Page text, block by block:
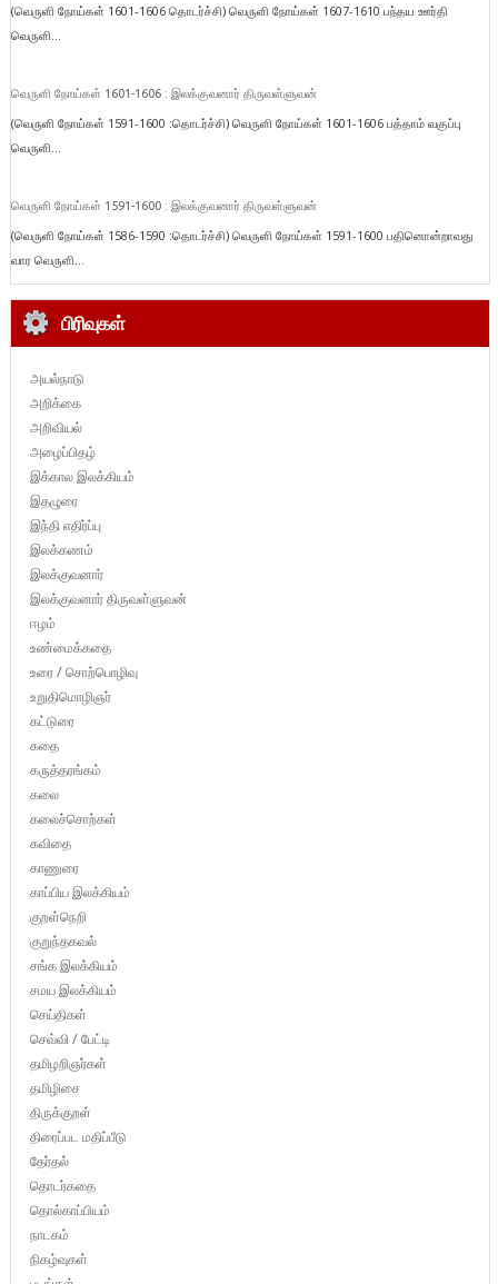
(வெருளி நோய்கள் 1601-1606 தொடர்ச்சி) வெருளி நோய்கள் 1607-1610 பந்தய ஊர்தி
வெருளி...
வெருளி நோய்கள் 1601-1606 : இலக்குவனார் திருவள்ளுவன்
(வெருளி நோய்கள் 1591-1600 :தொடர்ச்சி) வெருளி நோய்கள் 1601-1606 பத்தாம் வகுப்பு
வெருளி...
வெருளி நோய்கள் 1591-1600 : இலக்குவனார் திருவள்ளுவன்
(வெருளி நோய்கள் 1586-1590 :தொடர்ச்சி) வெருளி நோய்கள் 1591-1600 பதினொன்றாவது
வார வெருளி...
பிரிவுகள்
அயல்நாடு
அறிக்கை
அறிவியல்
அழைப்பிதழ்
இக்கால இலக்கியம்
இதழுரை
இந்தி எதிர்ப்பு
இலக்கணம்
இலக்குவனார்
இலக்குவனார் திருவள்ளுவன்
ஈழம்
உண்மைக்கதை
உரை / சொற்பொழிவு
உறுதிமொழிஞர்
கட்டுரை
கதை
கருத்தரங்கம்
கலை
கலைச்சொற்கள்
கவிதை
காணுரை
காப்பிய இலக்கியம்
குறள்நெறி
குறுந்தகவல்
சங்க இலக்கியம்
சமய இலக்கியம்
செய்திகள்
செவ்வி / பேட்டி
தமிழறிஞர்கள்
தமிழிசை
திருக்குறள்
திரைப்பட மதிப்பீடு
தேர்தல்
தொடர்கதை
தொல்காப்பியம்
நாடகம்
நிகழ்வுகள்